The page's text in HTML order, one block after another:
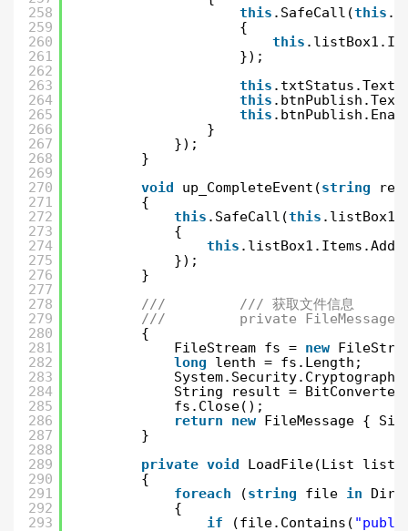
258
259
260
261
262
263
264
265
266
267
268
269
270
271
272
273
274
275
276
277
278
279
280
281
282
283
284
285
286
287
288
289
290
291
292
293
this .SafeCall(this
{
this
});
this .txtStatus.Text
this
this
}
});
}
void
up_CompleteEvent(string
{
this .SafeCall(this .listBox1,
{
this
});
}
///         /// 获取文件信息
///         private
{
FileStream fs = new
long
lenth = fs.Length;
String result =
fs.Close();
return
new FileMessage {
}
private void
LoadFile(List
{
foreach
(string file in
{
if
(file.Contains(